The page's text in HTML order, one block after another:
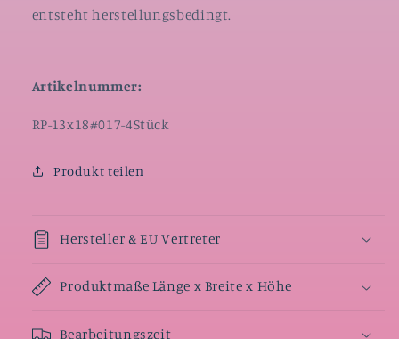
entsteht herstellungsbedingt.
Artikelnummer:
SKU:
RP-13x18#017-4Stück
Produkt teilen
Hersteller & EU Vertreter
Produktmaße Länge x Breite x Höhe
Bearbeitungszeit